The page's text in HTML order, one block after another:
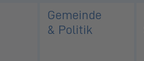
Gemeinde
& Politik